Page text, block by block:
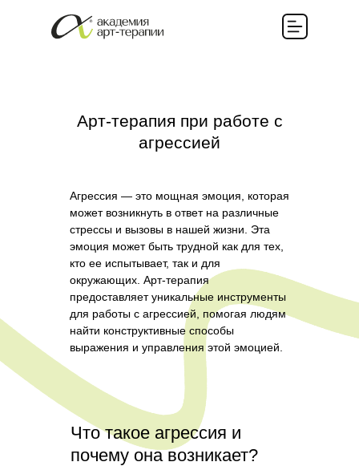
Арт-терапия при работе с
агрессией
Что такое агрессия и
почему она возникает?
Агрессия — это мощная эмоция, которая
может возникнуть в ответ на различные
стрессы и вызовы в нашей жизни. Эта
эмоция может быть трудной как для тех,
кто ее испытывает, так и для
окружающих. Арт-терапия
предоставляет уникальные инструменты
для работы с агрессией, помогая людям
найти конструктивные способы
выражения и управления этой эмоцией.